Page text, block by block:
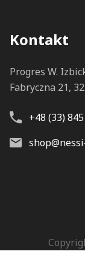
Kontakt
Progres W.
Fabryczna 21,
+48 (33)